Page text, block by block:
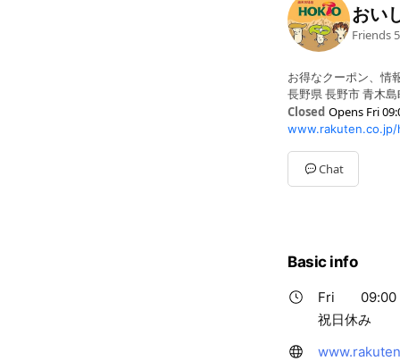
おい
Friends
お得なクーポン、情
長野県 長野市 青木
Closed Opens Fri
SunClosed
Mon09:00 - 17:00
Tue09:00 - 17:00
Wed09:00 - 17:00
Chat
Basic info
Fri
09:00
祝日休み